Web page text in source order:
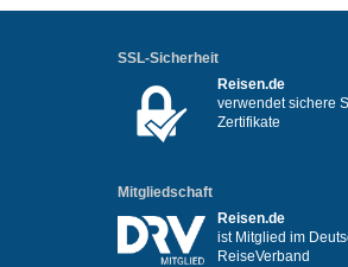
SSL-Sicherheit
Reisen.de
verwendet sichere
Zertifikate
Mitgliedschaft
Reisen.de
ist Mitglied im
ReiseVerband